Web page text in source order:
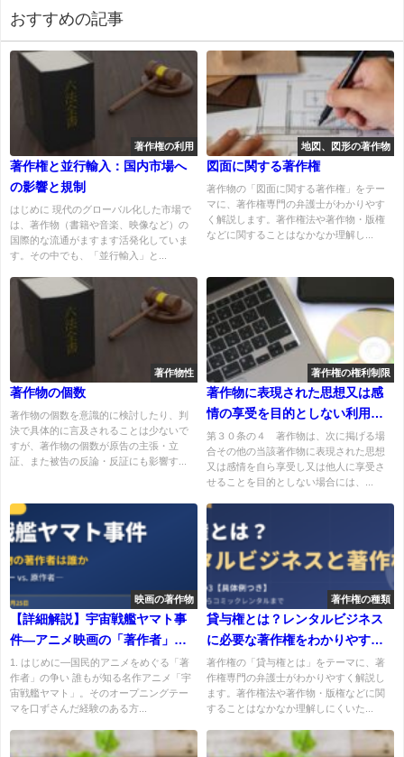
おすすめの記事
著作権の利用
著作権と並行輸入：国内市場へ
の影響と規制
はじめに 現代のグローバル化した市場で
は、著作物（書籍や音楽、映像など）の
国際的な流通がますます活発化していま
す。その中でも、「並行輸入」と...
地図、図形の著作物
図面に関する著作権
著作物の「図面に関する著作権」をテー
マに、著作権専門の弁護士がわかりやす
く解説します。著作権法や著作物・版権
などに関することはなかなか理解し...
著作物性
著作物の個数
著作物の個数を意識的に検討したり、判
決で具体的に言及されることは少ないで
すが、著作物の個数が原告の主張・立
証、また被告の反論・反証にも影響す...
著作権の権利制限
著作物に表現された思想又は感
情の享受を目的としない利用
（著作権法30条の４）
第３０条の４ 著作物は、次に掲げる場
合その他の当該著作物に表現された思想
又は感情を自ら享受し又は他人に享受さ
せることを目的としない場合には、...
映画の著作物
【詳細解説】宇宙戦艦ヤマト事
件―アニメ映画の「著作者」は
原作者か、プロデューサーか
1. はじめに―国民的アニメをめぐる「著
作者」の争い 誰もが知る名作アニメ「宇
宙戦艦ヤマト」。そのオープニングテー
マを口ずさんだ経験のある方...
著作権の種類
貸与権とは？レンタルビジネス
に必要な著作権をわかりやすく
解説【具体例つき】
著作権の「貸与権とは」をテーマに、著
作権専門の弁護士がわかりやすく解説し
ます。著作権法や著作物・版権などに関
することはなかなか理解しにくいた...